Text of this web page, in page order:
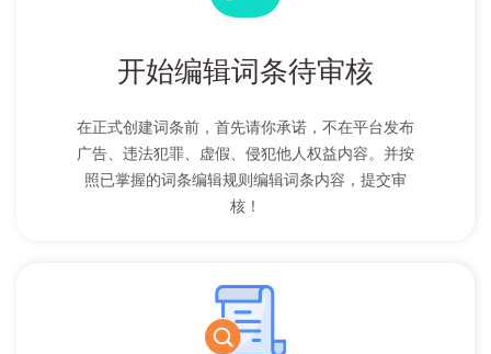
开始编辑词条待审核
在正式创建词条前，首先请你承诺，不在平台发布
广告、违法犯罪、虚假、侵犯他人权益内容。并按
照已掌握的词条编辑规则编辑词条内容，提交审
核！